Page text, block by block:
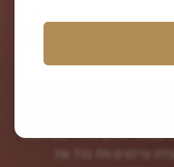
טקסט לטלפון סלולרי ממרפאות
עדכונים אלו בכל עת